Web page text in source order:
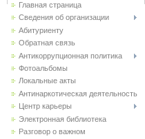
Главная страница
Сведения об организации
Абитуриенту
Обратная связь
Антикоррупционная политика
Фотоальбомы
Локальные акты
Антинаркотическая деятельность
Центр карьеры
Электронная библиотека
Разговор о важном